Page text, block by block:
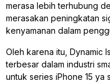
merasa lebih terhubung
merasakan peningkatan
kenyamanan dalam
Oleh karena itu, Dynamic
terbesar dalam industri
untuk series iPhone 15 ya